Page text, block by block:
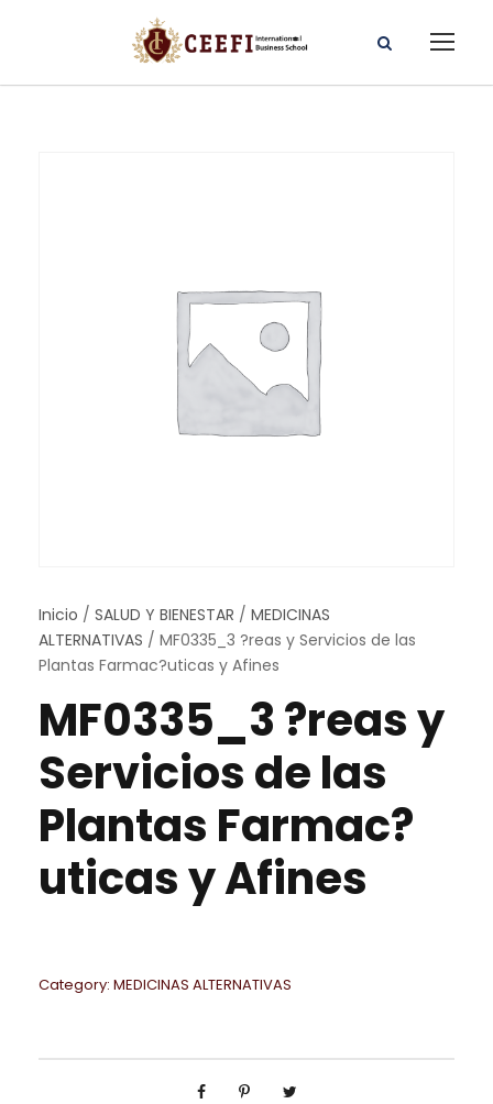
Inicio / SALUD Y BIENESTAR / MEDICINAS
ALTERNATIVAS / MF0335_3 ?reas y Servicios de las
Plantas Farmac?uticas y Afines
MF0335_3 ?reas y
Servicios de las
Plantas Farmac?
uticas y Afines
Category: MEDICINAS ALTERNATIVAS